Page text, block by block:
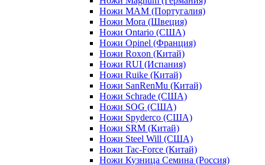
Ножи MAM (Португалия)
Ножи Mora (Швеция)
Ножи Ontario (США)
Ножи Opinel (Франция)
Ножи Roxon (Китай)
Ножи RUI (Испания)
Ножи Ruike (Китай)
Ножи SanRenMu (Китай)
Ножи Schrade (США)
Ножи SOG (США)
Ножи Spyderco (США)
Ножи SRM (Китай)
Ножи Steel Will (США)
Ножи Tac-Force (Китай)
Ножи Кузница Семина (Россия)